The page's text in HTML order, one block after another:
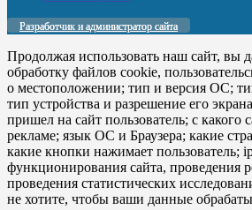
Разработчик и администратор сайта
Продолжая использовать наш сайт, вы
обработку файлов cookie,
о местоположении; тип и версия ОС;
тип устройства и разрешение его
пришел на сайт пользователь; с какого
рекламе; язык ОС и Браузера; какие
какие кнопки нажимает пользователь;
функционирования сайта, проведения
проведения статистических
не хотите, чтобы ваши данные